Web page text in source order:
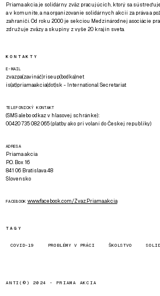
Priama akcia je solidárny zväz pracujúcich, ktorý sa
a v komunite, a na organizovanie solidárnych akcií za práva a
zahraničí. Od roku 2000 je sekciou Medzinárodnej asociácie
združuje zväzy a skupiny z vyše 20 krajín sveta.
KONTAKTY
E-MAIL
zvazpa(zavináč)riseup(bodka)net
is(at)priamaakcia(dot)sk - International Secretariat
TELEFONICKÝ KONTAKT
(SMS alebo odkaz v hlasovej schránke):
00420 735 082 065 (platby ako pri volaní do Českej republiky)
ADRESA
Priama akcia
P.O. Box 16
841 06 Bratislava 48
Slovensko
FACEBOOK www.facebook.com/Zvaz.Priama.akcia
TAGY
COVID-19 PROBLÉMY V PRÁCI ŠKOLSTVO
ANTI(©) 2024 - PRIAMA AKCIA